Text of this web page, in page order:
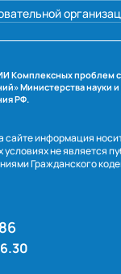
Константинова
М.И. Мочалов, А.С.
Морозова
Сергеевна
Комплексных проблем
Министерства науки
РФ.
сайте информация
условиях не является
Гражданского